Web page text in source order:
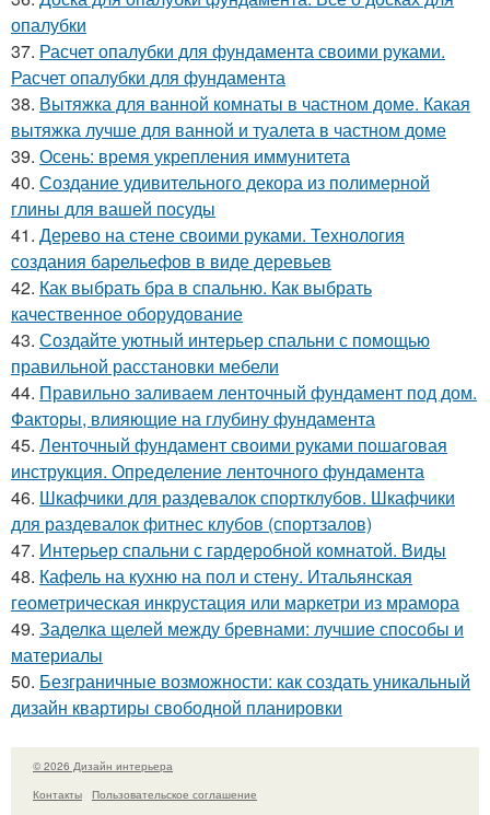
опалубки
37. Расчет опалубки для фундамента своими руками.
Расчет опалубки для фундамента
38. Вытяжка для ванной комнаты в частном доме. Какая
вытяжка лучше для ванной и туалета в частном доме
39. Осень: время укрепления иммунитета
40. Создание удивительного декора из полимерной
глины для вашей посуды
41. Дерево на стене своими руками. Технология
создания барельефов в виде деревьев
42. Как выбрать бра в спальню. Как выбрать
качественное оборудование
43. Создайте уютный интерьер спальни с помощью
правильной расстановки мебели
44. Правильно заливаем ленточный фундамент под дом.
Факторы, влияющие на глубину фундамента
45. Ленточный фундамент своими руками пошаговая
инструкция. Определение ленточного фундамента
46. Шкафчики для раздевалок спортклубов. Шкафчики
для раздевалок фитнес клубов (спортзалов)
47. Интерьер спальни с гардеробной комнатой. Виды
48. Кафель на кухню на пол и стену. Итальянская
геометрическая инкрустация или маркетри из мрамора
49. Заделка щелей между бревнами: лучшие способы и
материалы
50. Безграничные возможности: как создать уникальный
дизайн квартиры свободной планировки
© 2026 Дизайн интерьера
Контакты
Пользовательское соглашение